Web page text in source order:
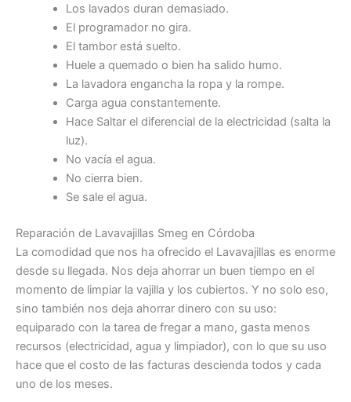
Los lavados duran demasiado.
El programador no gira.
El tambor está suelto.
Huele a quemado o bien ha salido humo.
La lavadora engancha la ropa y la rompe.
Carga agua constantemente.
Hace Saltar el diferencial de la electricidad (salta la
luz).
No vacía el agua.
No cierra bien.
Se sale el agua.
Reparación de Lavavajillas Smeg en Córdoba
La comodidad que nos ha ofrecido el Lavavajillas es enorme
desde su llegada. Nos deja ahorrar un buen tiempo en el
momento de limpiar la vajilla y los cubiertos. Y no solo eso,
sino también nos deja ahorrar dinero con su uso:
equiparado con la tarea de fregar a mano, gasta menos
recursos (electricidad, agua y limpiador), con lo que su uso
hace que el costo de las facturas descienda todos y cada
uno de los meses.